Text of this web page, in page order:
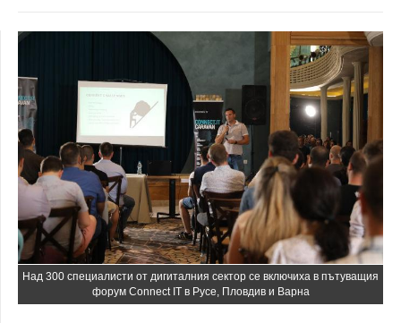
Над 300 специалисти от дигиталния сектор се включиха в пътуващия
форум Connect IT в Русе, Пловдив и Варна